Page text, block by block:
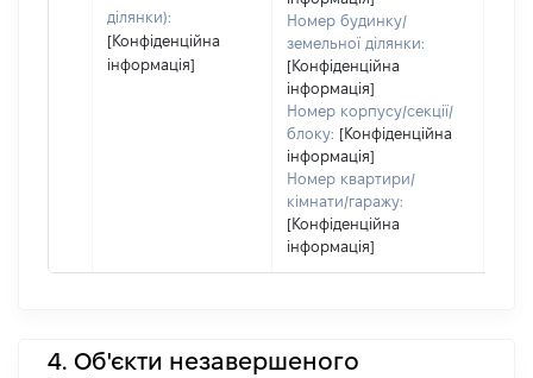
ділянки):
[Конфіденційна
інформація]
Номер будинку/
земельної ділянки:
[Конфіденційна
інформація]
Номер корпусу/секції/
блоку: [Конфіденційна
інформація]
Номер квартири/
кімнати/гаражу:
[Конфіденційна
інформація]
4. Об'єкти незавершеного